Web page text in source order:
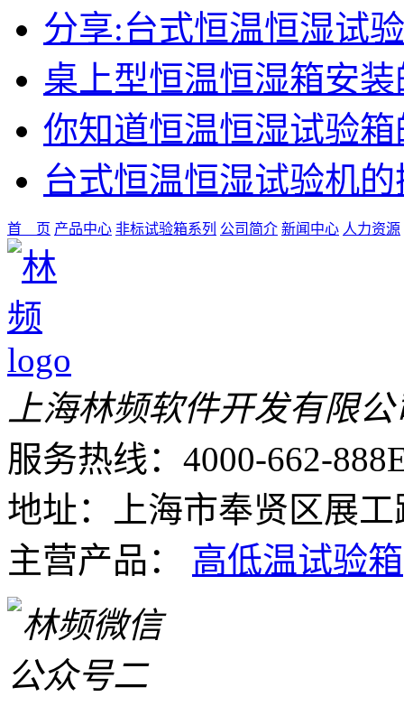
分享:台式恒温恒湿试
桌上型恒温恒湿箱安
你知道恒温恒湿试验
台式恒温恒湿试验机
首 页 产品中心 非标试验箱系列 公司简介 新闻中心 人力资源
上海林频软件开发有限公
服务热线：4000-662-888
地址：上海市奉贤区展工
主营产品： 高低温试验箱